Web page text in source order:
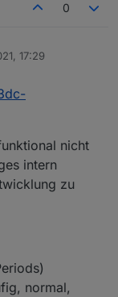
0
17:29
nicht
intern
zu
normal,